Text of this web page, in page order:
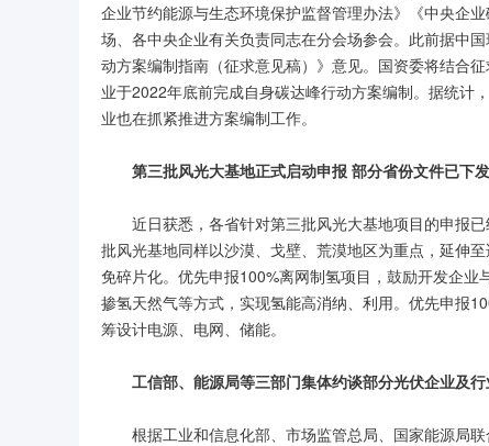
企业节约能源与生态环境保护监督管理办法》《中央企
场、各中央企业有关负责同志在分会场参会。此前据中
动方案编制指南（征求意见稿）》意见。国资委将结合
业于2022年底前完成自身碳达峰行动方案编制。据统计
业也在抓紧推进方案编制工作。
第三批风光大基地正式启动申报 部分省份文件已下发
近日获悉，各省针对第三批风光大基地项目的申报
批风光基地同样以沙漠、戈壁、荒漠地区为重点，延伸
免碎片化。优先申报100%离网制氢项目，鼓励开发企
掺氢天然气等方式，实现氢能高消纳、利用。优先申报
筹设计电源、电网、储能。
工信部、能源局等三部门集体约谈部分光伏企业及
根据工业和信息化部、市场监管总局、国家能源局